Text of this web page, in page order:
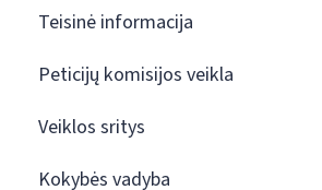
Teisinė informacija
Peticijų komisijos veikla
Veiklos sritys
Kokybės vadyba